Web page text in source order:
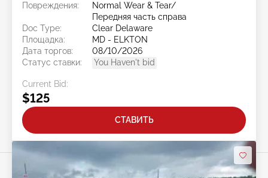
Повреждения:
Normal Wear & Tear/
Передняя часть справа
Doc Type:
Clear Delaware
Площадка:
MD - ELKTON
Дата торгов:
08/10/2026
Статус ставки:
You Haven't bid
Current Bid:
$125
СТАВИТЬ